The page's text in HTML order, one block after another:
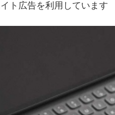
ト広告を利用しています